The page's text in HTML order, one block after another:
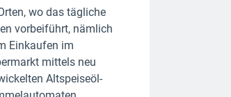
wo das tägliche
vorbeiführt, nämlich
Einkaufen im
mittels neu
Altspeiseöl-